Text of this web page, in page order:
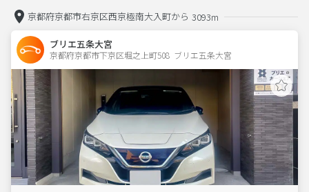
京都府京都市右京区西京極南大入町から 3093m
ブリエ五条大宮
京都府京都市下京区堀之上町508  ブリエ五条大宮